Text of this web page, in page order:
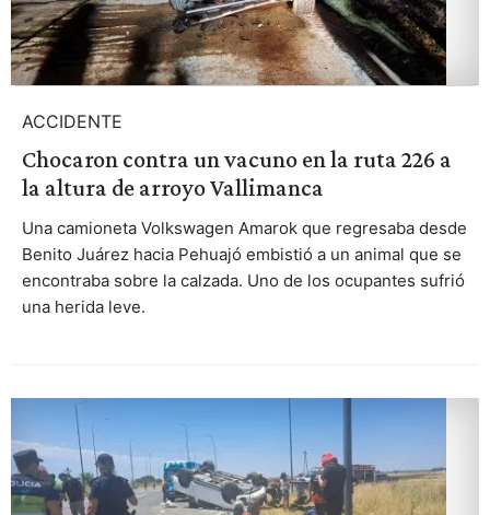
ACCIDENTE
Chocaron contra un vacuno en la ruta 226 a
la altura de arroyo Vallimanca
Una camioneta Volkswagen Amarok que regresaba desde
Benito Juárez hacia Pehuajó embistió a un animal que se
encontraba sobre la calzada. Uno de los ocupantes sufrió
una herida leve.